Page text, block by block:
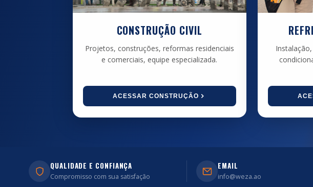
CONSTRUÇÃO CIVIL
Projetos, construções, reformas residenciais
e comerciais, equipe especializada.
ACESSAR CONSTRUÇÃO
QUALIDADE E CONFIANÇA
Compromisso com sua satisfação
EMAIL
info@weza.ao